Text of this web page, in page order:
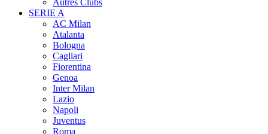
SERIE A
AC Milan
Atalanta
Bologna
Cagliari
Fiorentina
Genoa
Inter Milan
Lazio
Napoli
Juventus
Roma